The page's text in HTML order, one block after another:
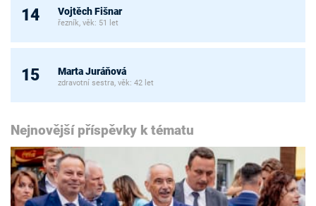
14 Vojtěch Fišnar
řezník, věk: 51 let
15 Marta Juráňová
zdravotní sestra, věk: 42 let
Nejnovější příspěvky k tématu